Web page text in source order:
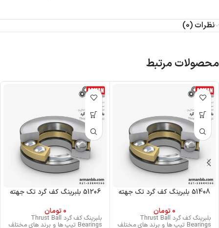
نظرات (0)
محصولات مرتبط
51408 بلبرینگ کف گرد تک جهته
0 تومان
بلبرینگ کف گرد Thrust Ball
Bearings تیپ ها و برند های مختلف
51206 بلبرینگ کف گرد تک جهته
0 تومان
بلبرینگ کف گرد Thrust Ball
Bearings تیپ ها و برند های مختلف